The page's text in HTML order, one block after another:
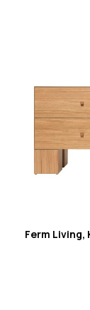
Ferm Living,